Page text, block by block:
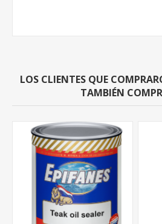
LOS CLIENTES QUE
TAMBIÉN